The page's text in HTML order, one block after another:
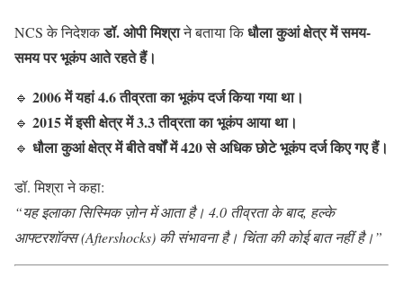
NCS के निदेशकडॉ. ओपी मिश्राने बताया किधौला कुआं क्षेत्र में समय-
समय पर भूकंप आते रहते हैं।
🔹 2006 में यहां 4.6 तीव्रता का भूकंप दर्ज किया गया था।
🔹 2015 में इसी क्षेत्र में 3.3 तीव्रता का भूकंप आया था।
🔹 धौला कुआं क्षेत्र में बीते वर्षों में 420 से अधिक छोटे भूकंप दर्ज किए गए हैं।
डॉ. मिश्रा ने कहा:
“यह इलाका सिस्मिक ज़ोन में आता है। 4.0 तीव्रता के बाद, हल्के
आफ्टरशॉक्स (Aftershocks) की संभावना है। चिंता की कोई बात नहीं है।”